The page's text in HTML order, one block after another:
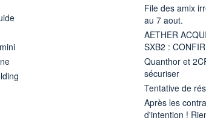
File des amix
au 7 aout.
AETHER
SXB2 :
Quanthor et
sécuriser
Tentative de
Après les
d'intention !